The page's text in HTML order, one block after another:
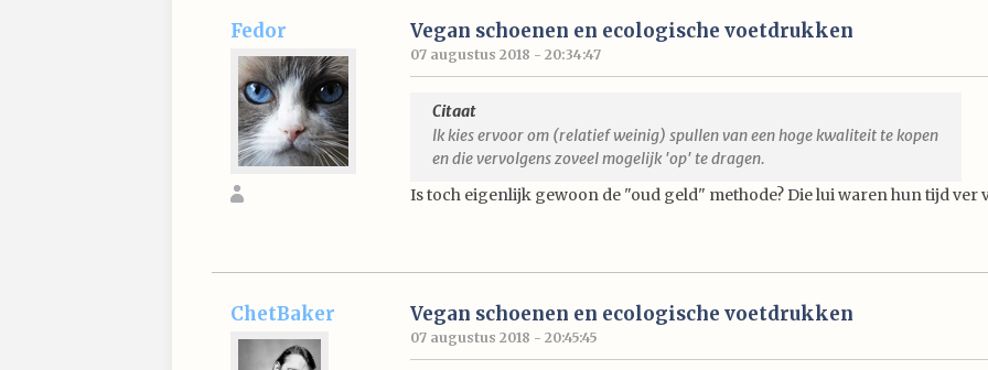
Fedor Vegan schoenen en ecologische voetdrukken
07 augustus 2018 - 20:34:47
Citaat
Ik kies ervoor om (relatief weinig) spullen van een hoge kwaliteit te kopen
en die vervolgens zoveel mogelijk 'op' te dragen.
Is toch eigenlijk gewoon de "oud geld" methode? Die lui waren hun tijd ver
ChetBaker Vegan schoenen en ecologische voetdrukken
07 augustus 2018 - 20:45:45